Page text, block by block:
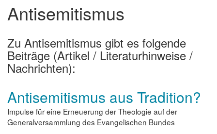
Antisemitismus
Zu Antisemitismus gibt es folgende
Beiträge (Artikel / Literaturhinweise /
Nachrichten):
Antisemitismus aus Tradition?
Impulse für eine Erneuerung der Theologie auf der
Generalversammlung des Evangelischen Bundes